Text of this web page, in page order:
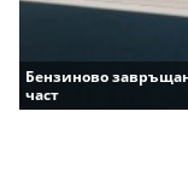
Бензиново
част